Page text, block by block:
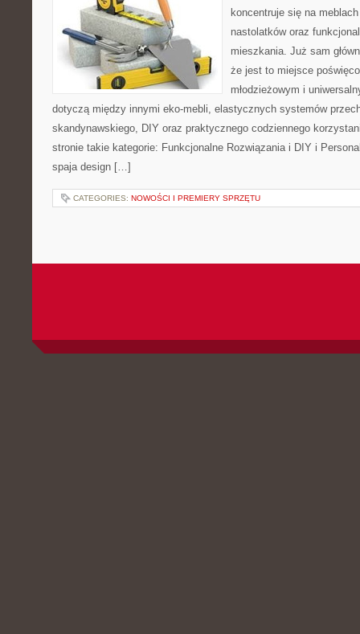
koncentruje się na
nastolatków oraz
mieszkania. Już sam
że jest to miejsce
młodzieżowym i
dotyczą między innymi eko-mebli, elastycznych systemów
skandynawskiego, DIY oraz praktycznego codziennego
stronie takie kategorie: Funkcjonalne Rozwiązania i DIY i
spaja design […]
CATEGORIES: NOWOŚCI I PREMIERY SPRZĘTU